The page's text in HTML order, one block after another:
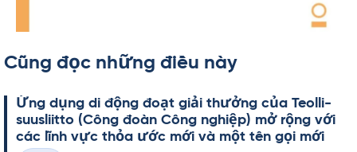
Cũng đọc những điều này
Ứng dụng di động đoạt giải thưởng của Teol­li­
suus­liitto (Công đoàn Công ng­hiệp) mở rộng với
các lĩnh vực thỏa ước mới và một tên gọi mới